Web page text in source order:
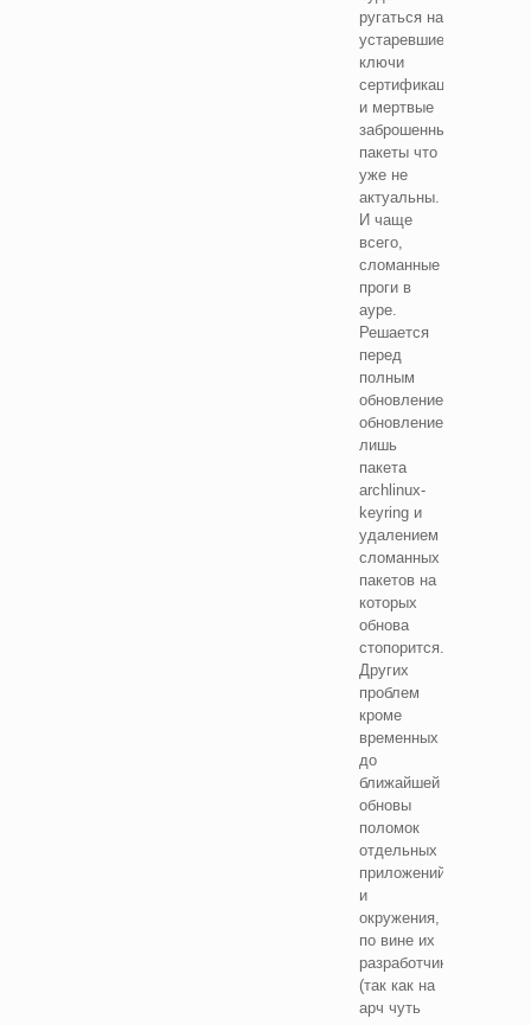
ругаться на
устаревшие
ключи
сертификации,
и мертвые
заброшенные
пакеты что
уже не
актуальны.
И чаще
всего,
сломанные
проги в
ауре.
Решается
перед
полным
обновлением,
обновлением
лишь
пакета
archlinux-
keyring и
удалением
сломанных
пакетов на
которых
обнова
стопорится.
Других
проблем
кроме
временных
до
ближайшей
обновы
поломок
отдельных
приложений
и
окружения,
по вине их
разработчиков
(так как на
арч чуть